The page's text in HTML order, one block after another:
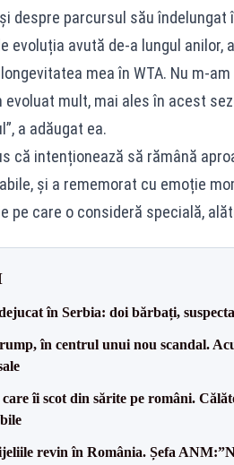
despre parcursul său
evoluția avută de-a lungul
mea în WTA. Nu m-
evoluat mult, mai ales în acest
a adăugat ea.
că intenționează să rămână
și a rememorat cu emoție
pe care o consideră specială,
în Serbia: doi bărbați,
în centrul unui nou scandal.
îi scot din sărite pe români.
revin în România. Șefa